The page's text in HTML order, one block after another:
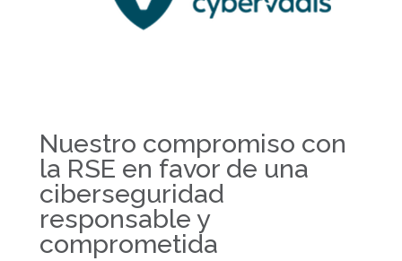
Nuestro compromiso con
la RSE en favor de una
ciberseguridad
responsable y
comprometida